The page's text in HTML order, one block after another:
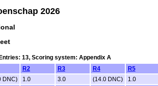
2026
13, Scoring system: Appendix A
R2 R3 R4 R5
DNC) 1.0 3.0 (14.0 DNC) 1.0